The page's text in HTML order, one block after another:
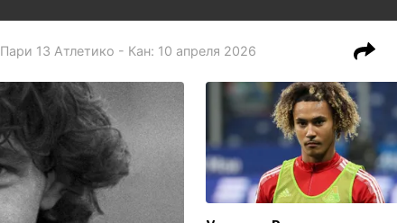
Пари 13 Атлетико - Кан: 10 апреля 2026